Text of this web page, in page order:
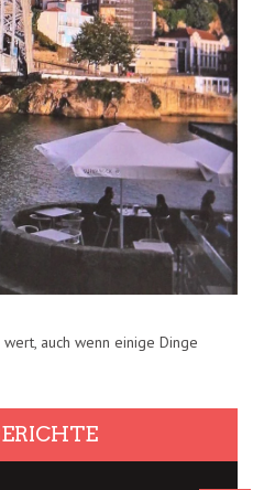
auch wenn einige Dinge